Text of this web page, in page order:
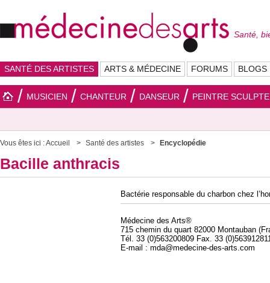
Santé,
SANTÉ DES ARTISTES ARTS & MÉDECINE FORUMS BLOGS
MUSICIEN CHANTEUR DANSEUR PEINTRE
Vous êtes ici :Accueil Santé des artistes Encyclopédie
Bacille anthracis
Bactérie responsable du charbon chez
Médecine des Arts®
715 chemin du quart 82000 Montauban
Tél. 33 (0)563200809 Fax. 33
E-mail : mda@medecine-des-arts.com